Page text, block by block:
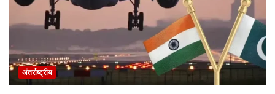
अंतर्राष्ट्रीय